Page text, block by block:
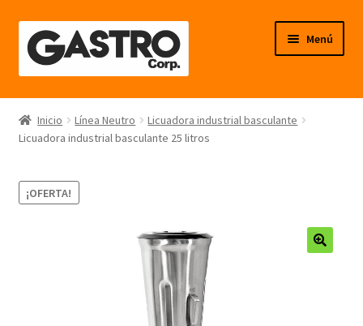
al
contenido
Menú
Línea Frío
Línea Calor
Línea Neutro
Línea Carpintería Metálica
Inicio Línea Neutro
Licuadora industrial basculante
Licuadora industrial basculante 25 litros
¡OFERTA!